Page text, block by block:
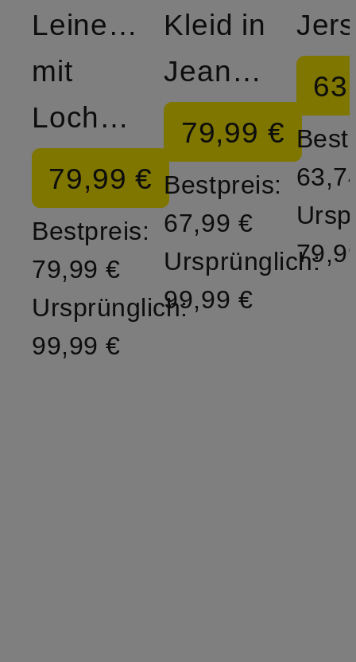
Leinenkleid
mit
Lochspitze
79,99 €
Bestpreis:
79,99 €
Ursprünglich:
99,99 €
Kleid in
Jeansoptik
79,99 €
Bestpreis:
67,99 €
Ursprünglich:
99,99 €